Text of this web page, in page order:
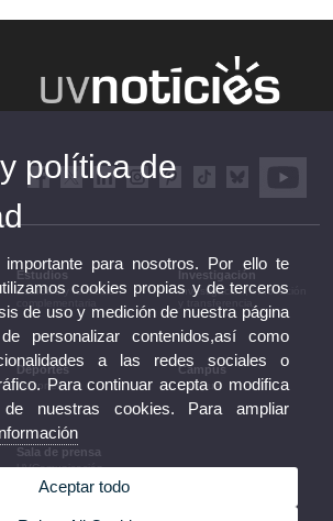
Estudios
Estudios y formación
Investigación
Investigación, innovación
Deportes
Deportes
Campus
Campus
Sala de prensa
UVComunicación
Notas de prensa
Agenda de gobierno
política de
para nosotros. Por ello te
cookies propias y de terceros
de uso y medición de nuestra página
personalizar contenidos,así como
a las redes sociales o
Para continuar acepta o modifica
de nuestras cookies. Para ampliar
Aceptar todo